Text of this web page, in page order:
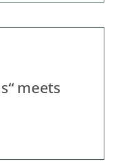
meets